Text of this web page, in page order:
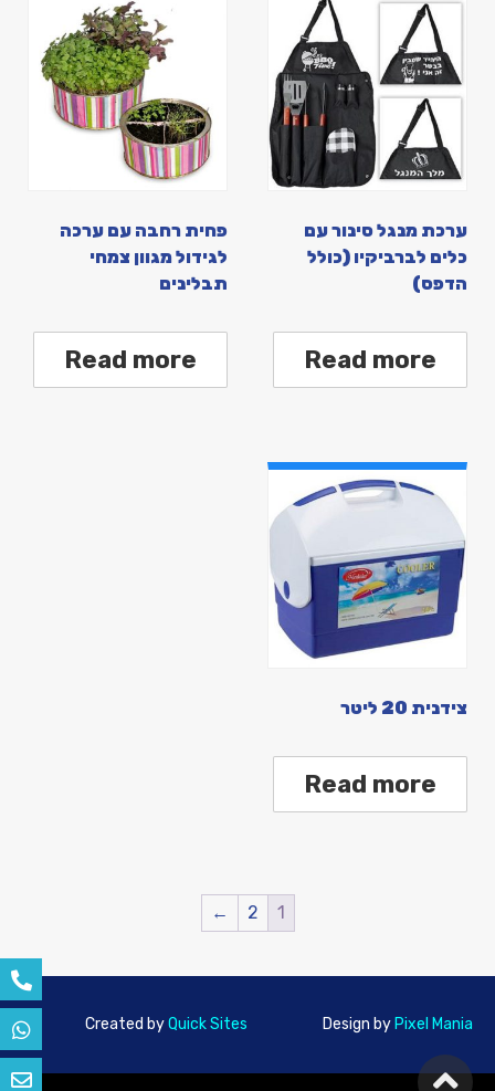
ערכת מנגל סינור עם
כלים לברביקיו (כולל
הדפס)
Read more
פחית רחבה עם ערכה
לגידול מגוון צמחי
תבלינים
Read more
צידנית 20 ליטר
Read more
1
2
←
Design by Pixel Mania
Created byQuick Sites
גלילה